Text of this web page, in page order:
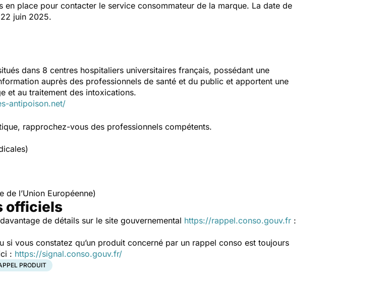
place pour contacter le service consommateur de la marque. La date de
juin 2025.
dans 8 centres hospitaliers universitaires français, possédant une
auprès des professionnels de santé et du public et apportent une
et au traitement des intoxications.
antipoison.net/
rapprochez-vous des professionnels compétents.
de l’Union Européenne)
officiels
de détails sur le site gouvernemental https://rappel.conso.gouv.fr :
si vous constatez qu’un produit concerné par un rappel conso est toujours
: https://signal.conso.gouv.fr/
PRODUIT